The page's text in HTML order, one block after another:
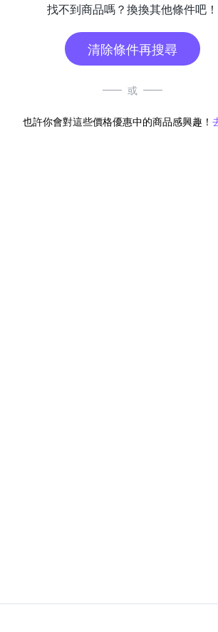
找不到商品嗎？換換其他條件吧！
清除條件再搜尋
或
也許你會對這些價格優惠中的商品感興趣！